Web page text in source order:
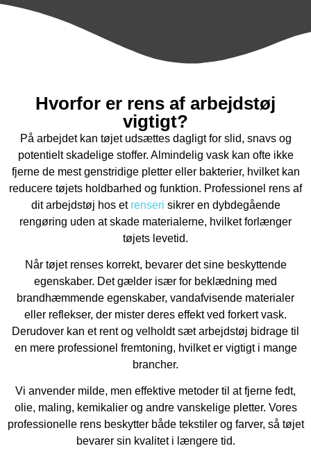
Hvorfor er rens af arbejdstøj
vigtigt?
På arbejdet kan tøjet udsættes dagligt for slid, snavs og
potentielt skadelige stoffer. Almindelig vask kan ofte ikke
fjerne de mest genstridige pletter eller bakterier, hvilket kan
reducere tøjets holdbarhed og funktion. Professionel rens af
dit arbejdstøj hos et renseri sikrer en dybdegående
rengøring uden at skade materialerne, hvilket forlænger
tøjets levetid.
Når tøjet renses korrekt, bevarer det sine beskyttende
egenskaber. Det gælder især for beklædning med
brandhæmmende egenskaber, vandafvisende materialer
eller reflekser, der mister deres effekt ved forkert vask.
Derudover kan et rent og velholdt sæt arbejdstøj bidrage til
en mere professionel fremtoning, hvilket er vigtigt i mange
brancher.
Vi anvender milde, men effektive metoder til at fjerne fedt,
olie, maling, kemikalier og andre vanskelige pletter. Vores
professionelle rens beskytter både tekstiler og farver, så tøjet
bevarer sin kvalitet i længere tid.